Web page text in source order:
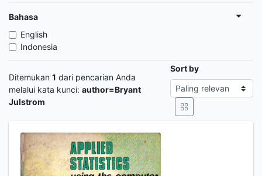
Bahasa
English
Indonesia
Ditemukan 1 dari pencarian Anda
melalui kata kunci: author=Bryant
Julstrom
Sort by